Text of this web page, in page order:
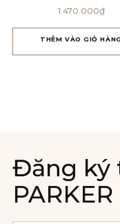
1.470.000₫
THÊM VÀO GIỎ
Đăng ký
PARKER